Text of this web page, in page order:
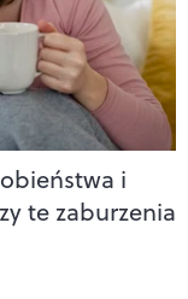
i
te zaburzenia